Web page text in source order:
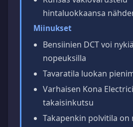
hintaluokkaansa
Miinukset
Bensiinien DCT voi
nopeuksilla
Tavaratila luokan
Varhaisen Kona
takaisinkutsu
Takapenkin polvitila on